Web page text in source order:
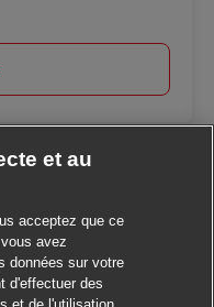
et au
acceptez que ce
avez
données sur votre
d'effectuer des
Fermer la